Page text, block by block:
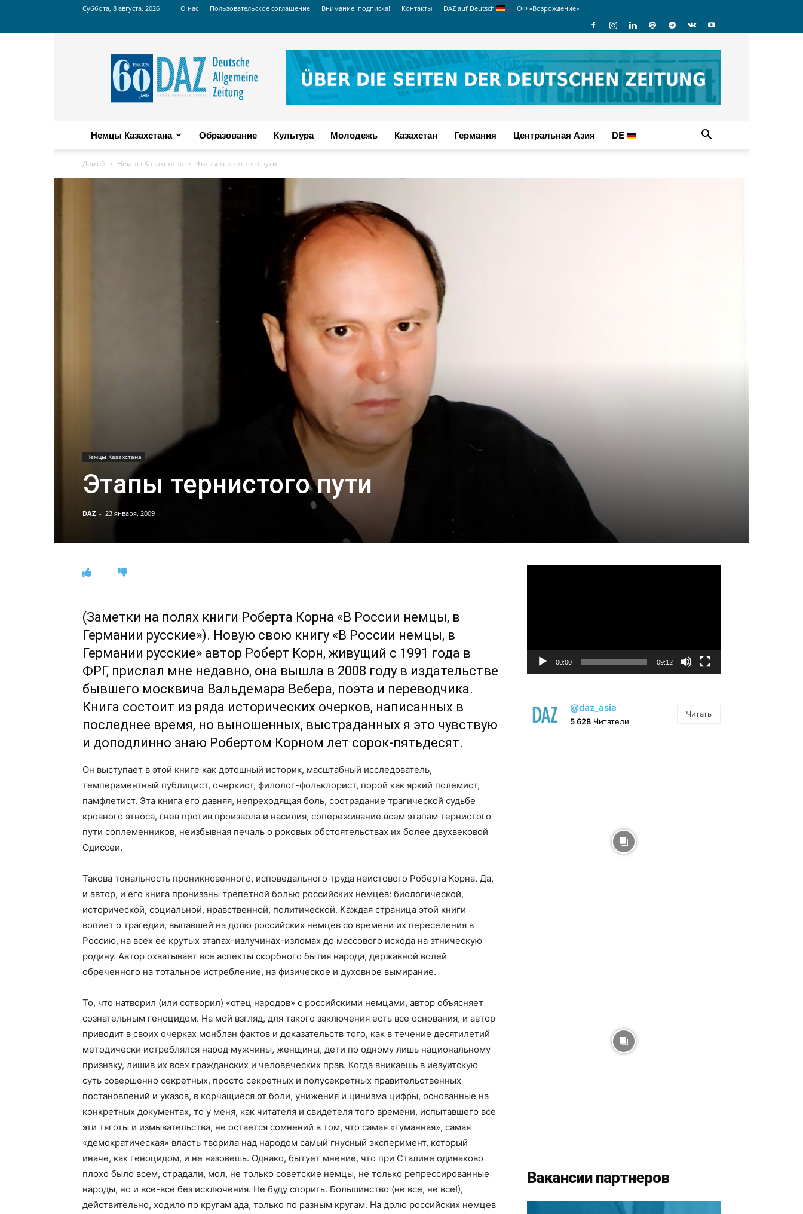
Суббота, 8 августа, 2026 О нас Пользовательское соглашение Внимание: подписка! Контакты DAZ auf Deutsch ОФ «Возрождение»
Russian
DAZ
Немцы Казахстана Образование Культура Молодежь Казахстан Германия Центральная Азия DE
Домой Немцы Казахстана Этапы тернистого пути
Немцы Казахстана
Этапы тернистого пути
DAZ - 23 января, 2009
(Заметки на полях книги Роберта Корна «В России немцы, в
Германии русские»). Новую свою книгу «В России немцы, в
Германии русские» автор Роберт Корн, живущий с 1991 года в
ФРГ, прислал мне недавно, она вышла в 2008 году в издательстве
бывшего москвича Вальдемара Вебера, поэта и переводчика.
Книга состоит из ряда исторических очерков, написанных в
последнее время, но выношенных, выстраданных я это чувствую
и доподлинно знаю Робертом Корном лет сорок-пятьдесят.
Он выступает в этой книге как дотошный историк, масштабный исследователь,
темпераментный публицист, очеркист, филолог-фольклорист, порой как яркий полемист,
памфлетист. Эта книга его давняя, непреходящая боль, сострадание трагической судьбе
кровного этноса, гнев против произвола и насилия, сопереживание всем этапам тернистого
пути соплеменников, неизбывная печаль о роковых обстоятельствах их более двухвековой
Одиссеи.
Такова тональность проникновенного, исповедального труда неистового Роберта Корна. Да,
и автор, и его книга пронизаны трепетной болью российских немцев: биологической,
исторической, социальной, нравственной, политической. Каждая страница этой книги
вопиет о трагедии, выпавшей на долю российских немцев со времени их переселения в
Россию, на всех ее крутых этапах-излучинах-изломах до массового исхода на этническую
родину. Автор охватывает все аспекты скорбного бытия народа, державной волей
обреченного на тотальное истребление, на физическое и духовное вымирание.
То, что натворил (или сотворил) «отец народов» с российскими немцами, автор объясняет
сознательным геноцидом. На мой взгляд, для такого заключения есть все основания, и автор
приводит в своих очерках монблан фактов и доказательств того, как в течение десятилетий
методически истреблялся народ мужчины, женщины, дети по одному лишь национальному
признаку, лишив их всех гражданских и человеческих прав. Когда вникаешь в иезуитскую
суть совершенно секретных, просто секретных и полусекретных правительственных
постановлений и указов, в корчащиеся от боли, унижения и цинизма цифры, основанные на
конкретных документах, то у меня, как читателя и свидетеля того времени, испытавшего все
эти тяготы и измывательства, не остается сомнений в том, что самая «гуманная», самая
«демократическая» власть творила над народом самый гнусный эксперимент, который
иначе, как геноцидом, и не назовешь. Однако, бытует мнение, что при Сталине одинаково
плохо было всем, страдали, мол, не только советские немцы, не только репрессированные
народы, но и все-все без исключения. Не буду спорить. Большинство (не все, не все!),
действительно, ходило по кругам ада, только по разным кругам. На долю российских немцев
00:00 09:12
@daz_asia
5 628 Читатели
Читать
Вакансии партнеров